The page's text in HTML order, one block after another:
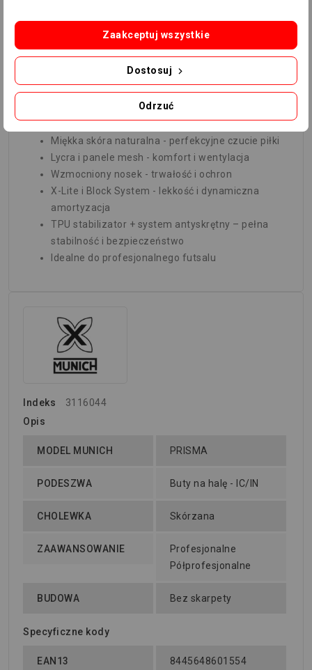
SZCZEGÓŁY:
Munich Prismato wybór profesjonalnych
zawodników, którzy ceniąinnowację, precyzję i
- idealny do intensywnego futsalu na
najwyższym poziomie.
Miękka skóra naturalna - perfekcyjne czucie piłki
Lycra i panele mesh - komfort i wentylacja
Wzmocniony nosek - trwałość i ochron
X-Lite i Block System - lekkość i dynamiczna
amortyzacja
TPU stabilizator + system antyskrętny – pełna
stabilność i bezpieczeństwo
Idealne do profesjonalnego futsalu
Indeks
3116044
Opis
MODEL MUNICH PRISMA
PODESZWA Buty na halę - IC/IN
CHOLEWKA Skórzana
ZAAWANSOWANIE
Profesjonalne
Półprofesjonalne
BUDOWA Bez skarpety
Specyficzne kody
EAN13 8445648601554
Odrzuć
Dostosuj
Zaakceptuj wszystkie